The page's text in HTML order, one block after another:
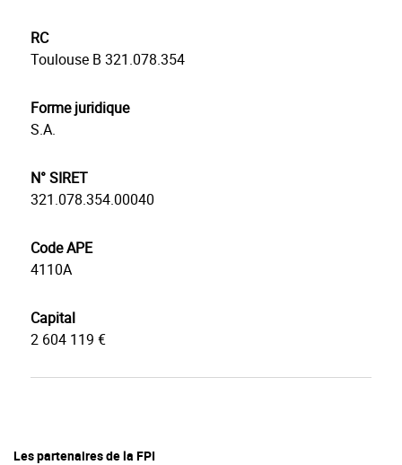
RC
Toulouse B 321.078.354
Forme juridique
S.A.
N° SIRET
321.078.354.00040
Code APE
4110A
Capital
2 604 119 €
Les partenaires de la FPI